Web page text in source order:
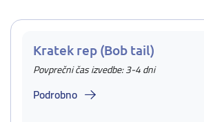
Kratek rep (Bob tail)
Povprečni čas izvedbe: 3-4 dni
Podrobno